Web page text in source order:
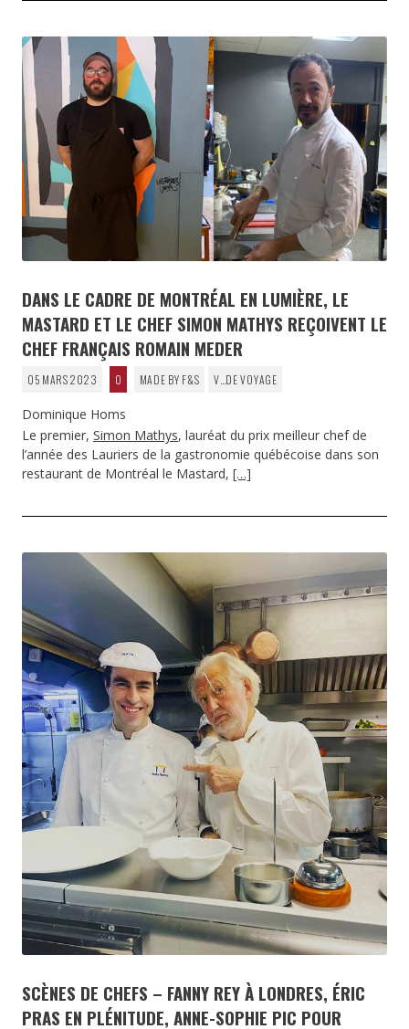
DANS LE CADRE DE MONTRÉAL EN LUMIÈRE, LE
MASTARD ET LE CHEF SIMON MATHYS REÇOIVENT LE
CHEF FRANÇAIS ROMAIN MEDER
05 MARS 2023 0 MADE BY F&S V…DE VOYAGE
Dominique Homs
Le premier, Simon Mathys, lauréat du prix meilleur chef de
l’année des Lauriers de la gastronomie québécoise dans son
restaurant de Montréal le Mastard, […]
SCÈNES DE CHEFS – FANNY REY À LONDRES, ÉRIC
PRAS EN PLÉNITUDE, ANNE-SOPHIE PIC POUR